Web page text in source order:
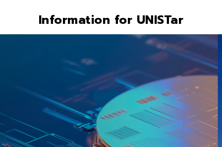
Information for UNISTar